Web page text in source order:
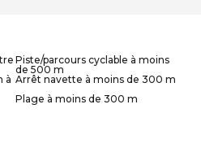
Piste/parcours cyclable à moins
de 500 m
à Arrêt navette à moins de 300 m
Plage à moins de 300 m